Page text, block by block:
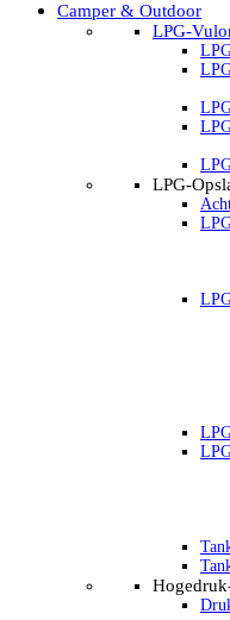
Camper & Outdoor
LPG-
LPG-